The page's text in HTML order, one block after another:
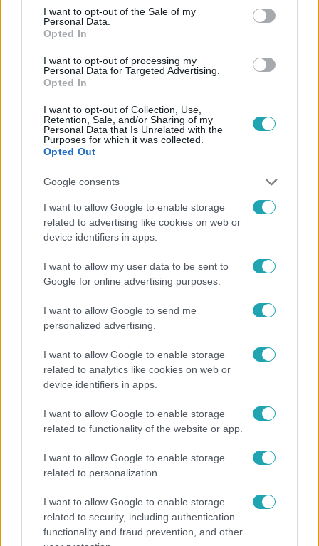
consent section.
I want to opt-out of the Sale of my
Personal Data.
Opted In
I want to opt-out of processing my
Personal Data for Targeted Advertising.
Opted In
I want to opt-out of Collection, Use,
Retention, Sale, and/or Sharing of my
Personal Data that Is Unrelated with the
Purposes for which it was collected.
Opted Out
Google consents
I want to allow Google to enable storage
related to advertising like cookies on web or
device identifiers in apps.
I want to allow my user data to be sent to
Google for online advertising purposes.
I want to allow Google to send me
personalized advertising.
I want to allow Google to enable storage
related to analytics like cookies on web or
device identifiers in apps.
I want to allow Google to enable storage
related to functionality of the website or app.
I want to allow Google to enable storage
related to personalization.
I want to allow Google to enable storage
related to security, including authentication
functionality and fraud prevention, and other
2022. szeptember 17. 18:48
„Még a visszhang is pusztító volt” – Időutazók
lepték el az X-Faktor stúdióját
több év után újra próbára tette magát. A visszatérők
produkciói azonban ezúttal sem nyűgözték le a
mentorokat, akik kőkeményen megmondták
véleményüket a versenyzőknek.
2019. december 14. 15:32
hogy újra megpróbálom az X-Faktort!
Zdroba Patrik a 2019-es X-Faktor legnagyobb
visszatérője, hiszen az énekes már benne van a Top 3-